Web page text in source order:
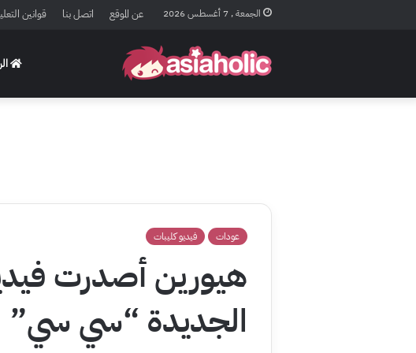
الجمعة , 7 أغسطس 2026 عن الموقع اتصل بنا قوانين
عودات فيديو كليبات
هيورين أصدرت
الجديدة “سي سي”